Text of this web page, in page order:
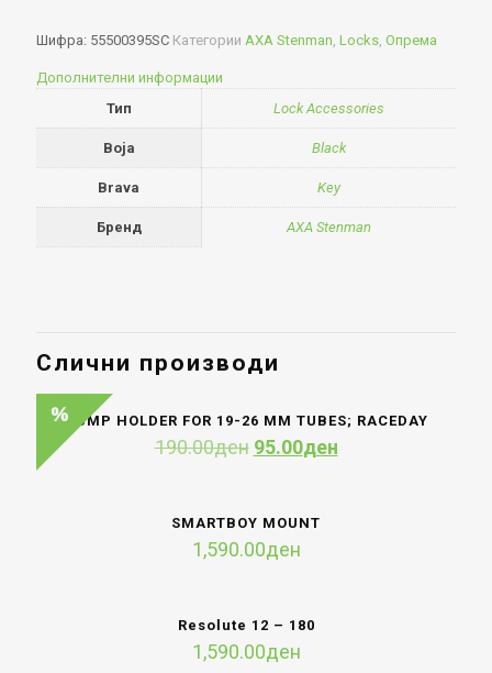
Шифра: 55500395SC Категории AXA Stenman, Locks, Опрема
Дополнителни информации
Тип
Lock Accessories
Boja Black
Brava Key
Бренд AXA Stenman
Слични производи
PUMP HOLDER FOR 19-26 MM TUBES; RACEDAY
190.00ден Original
95.00денCurrent
SMARTBOY MOUNT
1,590.00ден
Resolute 12 – 180
1,590.00ден